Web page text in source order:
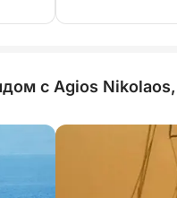
с Agios Nikolaos,